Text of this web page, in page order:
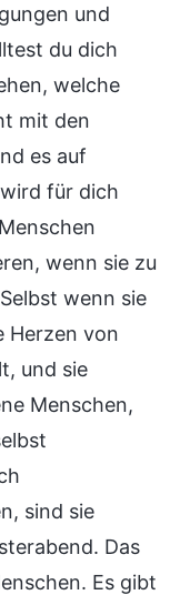
und
du dich
welche
mit den
es auf
für dich
wenn sie zu
wenn sie
Herzen von
und sie
Menschen,
sind sie
Das
Es gibt